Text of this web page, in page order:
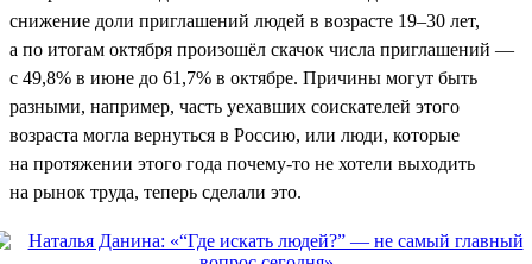
снижение доли приглашений людей в возрасте 19–30 лет,
а по итогам октября произошёл скачок числа приглашений —
с 49,8% в июне до 61,7% в октябре. Причины могут быть
разными, например, часть уехавших соискателей этого
возраста могла вернуться в Россию, или люди, которые
на протяжении этого года почему-то не хотели выходить
на рынок труда, теперь сделали это.